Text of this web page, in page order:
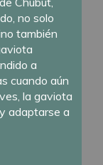
no solo
también
a
cuando aún
la gaviota
adaptarse a